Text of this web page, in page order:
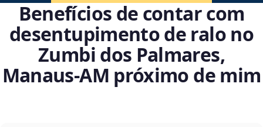
Benefícios de contar com
desentupimento de ralo no
Zumbi dos Palmares,
Manaus‑AM próximo de mim